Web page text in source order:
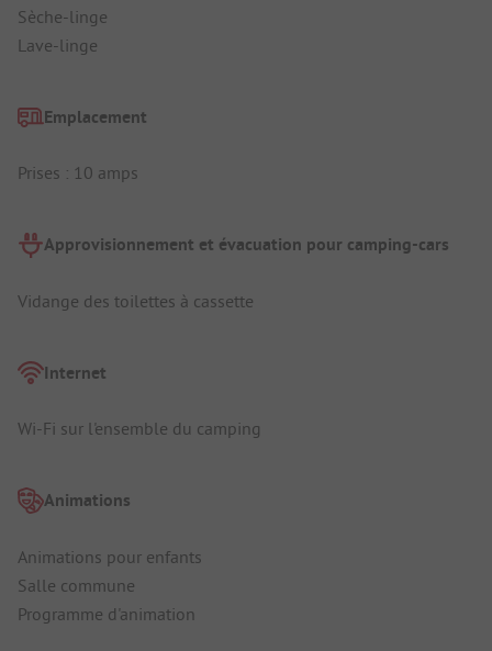
Sèche-linge
Lave-linge
Emplacement
Prises : 10 amps
Approvisionnement et évacuation pour camping-cars
Vidange des toilettes à cassette
Internet
Wi-Fi sur l'ensemble du camping
Animations
Animations pour enfants
Salle commune
Programme d'animation